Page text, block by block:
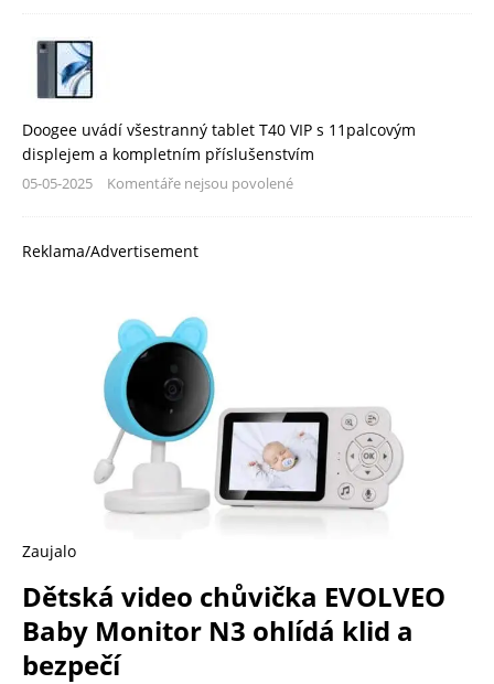
Doogee uvádí všestranný tablet T40 VIP s 11palcovým
displejem a kompletním příslušenstvím
05-05-2025 Komentáře nejsou povolené
Reklama/Advertisement
Zaujalo
Dětská video chůvička EVOLVEO
Baby Monitor N3 ohlídá klid a
bezpečí